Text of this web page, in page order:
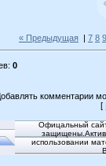
« Предыдущая | 7 8 9
: 0
комментарии
[
Офицальный
использовании